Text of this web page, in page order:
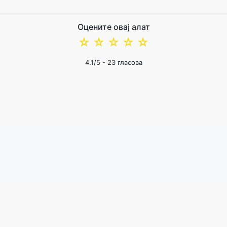
Оцените овај алат
☆
☆
☆
☆
☆
4.1/5 - 23гласова